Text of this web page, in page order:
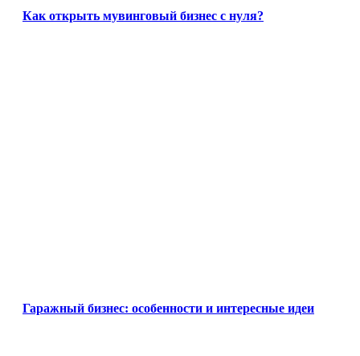
Как открыть мувинговый бизнес с нуля?
Гаражный бизнес: особенности и интересные идеи